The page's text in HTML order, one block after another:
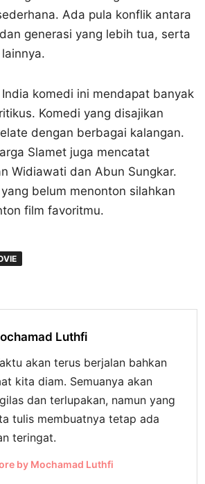
Ada pula konflik antara
generasi yang lebih tua, serta
komedi ini mendapat banyak
Komedi yang disajikan
dengan berbagai kalangan.
Slamet juga mencatat
Widiawati dan Abun Sungkar.
belum menonton silahkan
film favoritmu.
Luthfi
akan terus berjalan bahkan
kita diam. Semuanya akan
dan terlupakan, namun yang
tulis membuatnya tetap ada
teringat.
by Mochamad Luthfi